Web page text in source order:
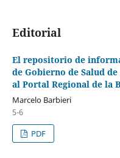
Editorial
El repositorio de
de Gobierno de Salud
al Portal Regional de la
Marcelo Barbieri
5-6
PDF